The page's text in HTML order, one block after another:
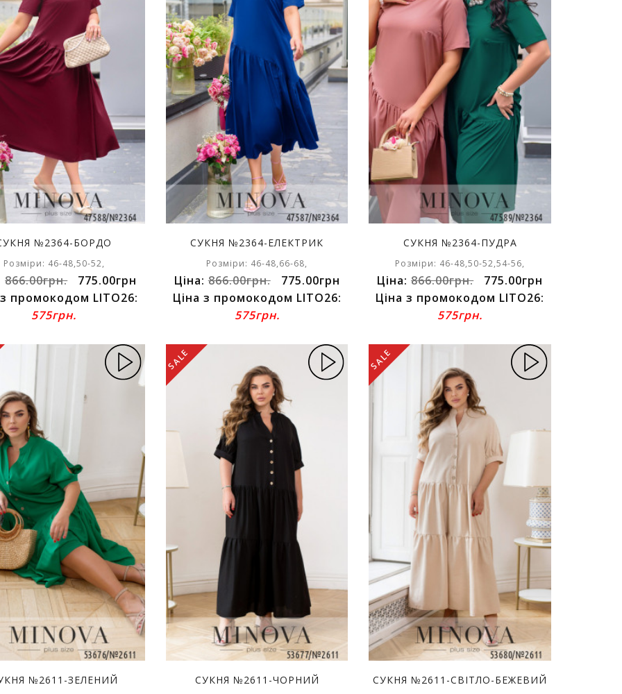
№2364-БОРДО
Розміри: 46-48,50-52,
866.00грн.
775.00грн
промокодом LITO26:
575грн.
СУКНЯ №2364-ЕЛЕКТРИК
Розміри: 46-48,66-68,
Ціна:866.00грн.
775.00грн
Ціна з промокодом LITO26:
575грн.
СУКНЯ №2364-ПУДРА
Розміри: 46-48,50-52,54-56,
Ціна:866.00грн.
775.00грн
Ціна з промокодом LITO26:
575грн.
№2611-ЗЕЛЕНИЙ
SALE
СУКНЯ №2611-ЧОРНИЙ
SALE
СУКНЯ №2611-СВІТЛО-БЕЖЕВИЙ